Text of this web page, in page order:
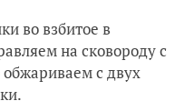
во взбитое в
на сковороду с
с двух